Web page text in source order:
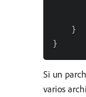
    }
Si un
varios